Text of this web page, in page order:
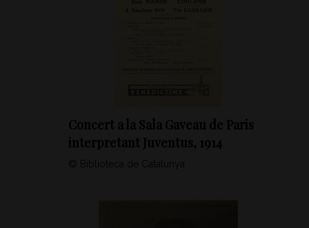
Concert a la Sala Gaveau de Paris
interpretant Juventus, 1914
© Biblioteca de Catalunya